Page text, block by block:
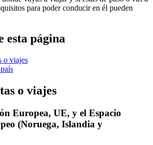
para poder conducir en él pueden
esta página
o viajes
o viajes
Europea, UE, y el Espacio
(Noruega, Islandia y